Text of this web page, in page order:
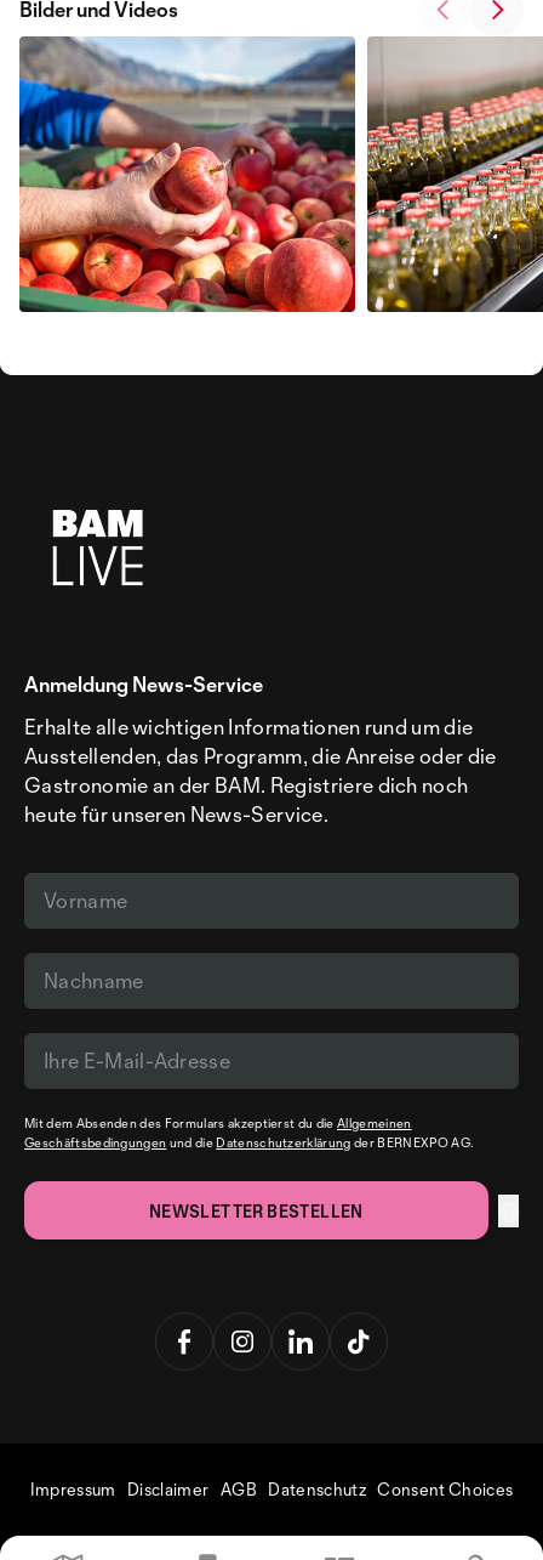
Bilder und Videos
Anmeldung News-Service
Erhalte alle wichtigen Informationen rund um die
Ausstellenden, das Programm, die Anreise oder die
Gastronomie an der BAM. Registriere dich noch
heute für unseren News-Service.
Mit dem Absenden des Formulars akzeptierst du dieAllgemeinen
Geschäftsbedingungen und die Datenschutzerklärung der BERNEXPO AG.
Impressum Disclaimer AGB Datenschutz Consent Choices